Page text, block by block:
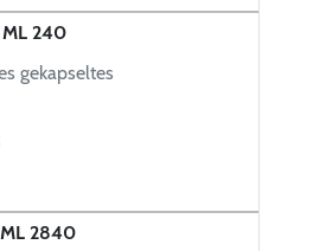
ML 240
gekapseltes
2840